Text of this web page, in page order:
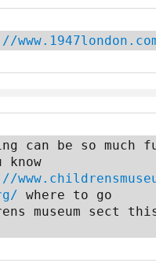
can be so much
where to go
museum sect